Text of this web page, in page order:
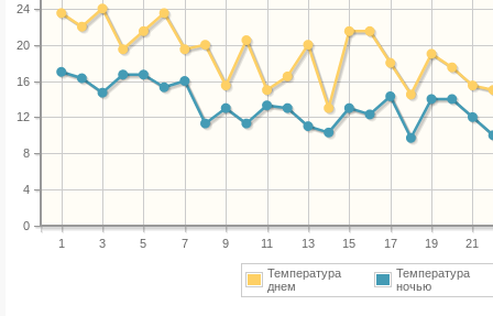
1 3 5 7 9 11 13 15 17 19 21
0
4
8
12
16
20
24
Температура
днем
Температура
ночью